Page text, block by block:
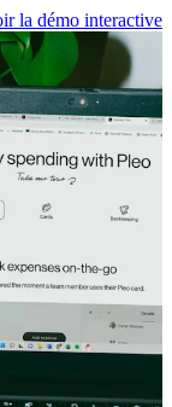
la démo interactive